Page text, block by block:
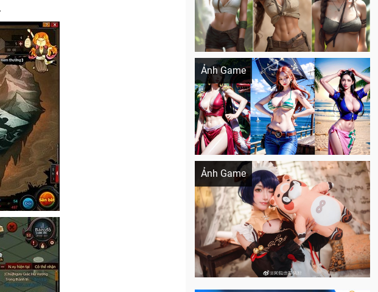
Ảnh Game
Khi AI Cosplay gái đẹp One Piece
Ảnh Game
Cosplay Xiangling siêu cute